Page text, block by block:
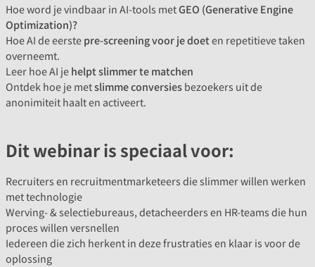
Hoe word je vindbaar in AI-tools metGEO (Generative Engine
Optimization)?
Hoe AI de eerstepre-screening voor je doeten repetitieve taken
overneemt.
Leer hoe AI jehelpt slimmer te matchen
Ontdek hoe je metslimme conversiesbezoekers uit de
anonimiteit haalt en activeert.
Dit webinar is speciaal voor:
Recruiters en recruitmentmarketeers die slimmer willen werken
met technologie
Werving- & selectiebureaus, detacheerders en HR-teams die hun
proces willen versnellen
Iedereen die zich herkent in deze frustraties en klaar is voor de
oplossing